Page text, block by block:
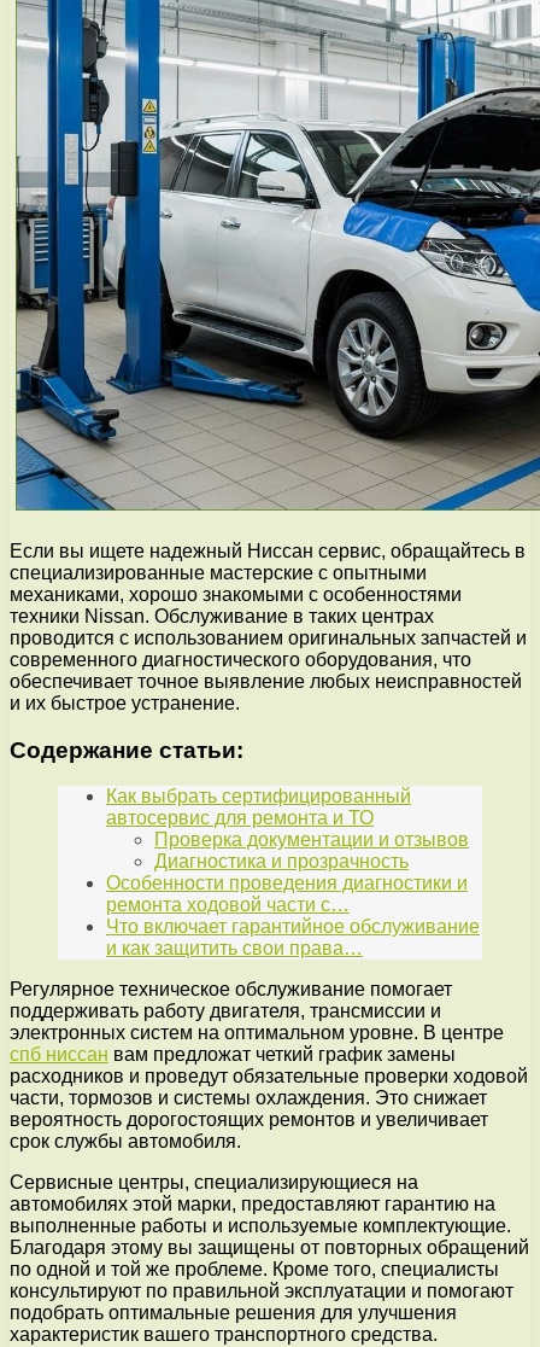
Если вы ищете надежный Ниссан сервис, обращайтесь в
специализированные мастерские с опытными
механиками, хорошо знакомыми с особенностями
техники Nissan. Обслуживание в таких центрах
проводится с использованием оригинальных запчастей и
современного диагностического оборудования, что
обеспечивает точное выявление любых неисправностей
и их быстрое устранение.
Содержание статьи:
Как выбрать сертифицированный
автосервис для ремонта и ТО
Проверка документации и отзывов
Диагностика и прозрачность
Особенности проведения диагностики и
ремонта ходовой части с…
Что включает гарантийное обслуживание
и как защитить свои права…
Регулярное техническое обслуживание помогает
поддерживать работу двигателя, трансмиссии и
электронных систем на оптимальном уровне. В центре
спб ниссан вам предложат четкий график замены
расходников и проведут обязательные проверки ходовой
части, тормозов и системы охлаждения. Это снижает
вероятность дорогостоящих ремонтов и увеличивает
срок службы автомобиля.
Сервисные центры, специализирующиеся на
автомобилях этой марки, предоставляют гарантию на
выполненные работы и используемые комплектующие.
Благодаря этому вы защищены от повторных обращений
по одной и той же проблеме. Кроме того, специалисты
консультируют по правильной эксплуатации и помогают
подобрать оптимальные решения для улучшения
характеристик вашего транспортного средства.